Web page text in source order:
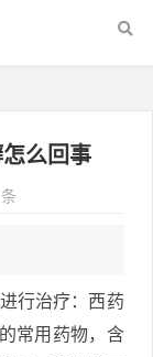
么回事
行治疗：西药
常用药物，含